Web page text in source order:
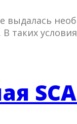
выдалась
таких